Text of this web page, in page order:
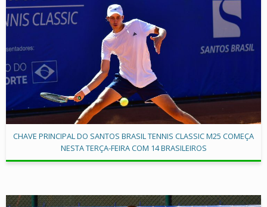
CHAVE PRINCIPAL DO SANTOS BRASIL TENNIS CLASSIC M25 COMEÇA
NESTA TERÇA-FEIRA COM 14 BRASILEIROS